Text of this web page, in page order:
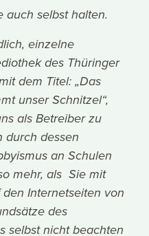
auch selbst halten.
einzelne
des Thüringer
dem Titel: „Das
unser Schnitzel“,
als Betreiber zu
durch dessen
an Schulen
mehr, als Sie mit
Internetseiten von
des
selbst nicht beachten